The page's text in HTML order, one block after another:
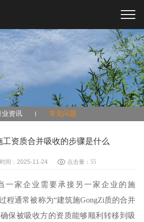
业资讯 常见问题
工资质合并吸收的步骤是什么
间：2025-11-24 点击量： 55
一家企业需要承接另一家企业的施
程通常被称为“建筑施GongZi质的合并
保被吸收方的资质能够顺利转移到吸